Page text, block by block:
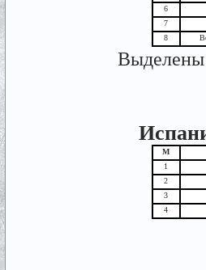
6
7
8
Выделены
М
1
2
3
4